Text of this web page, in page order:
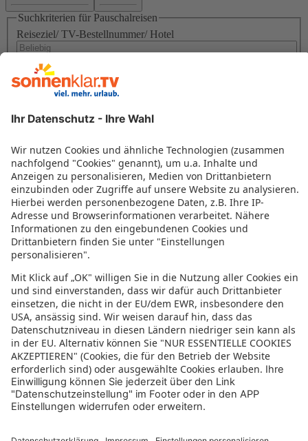
Suchkriterien für Pauschalreisen
Reiseziel/ TV-Bestellnummer/ Hotel
0 Optionen verfügbar. Verwenden Sie die Pfeiltasten zum
Navigieren.
Abflughafen
10.08.26 - 10.11.26, Beliebige Dauer
Suchen
Beliebte Urlaubsziele für Rundreisen
Rundreise
Europa Rundreise
Asien Rundreise
Südamerika Rundreise
Australien Rundreise
Rundreisen Amerika
Amerika Rundreise
Costa Rica Rundreise